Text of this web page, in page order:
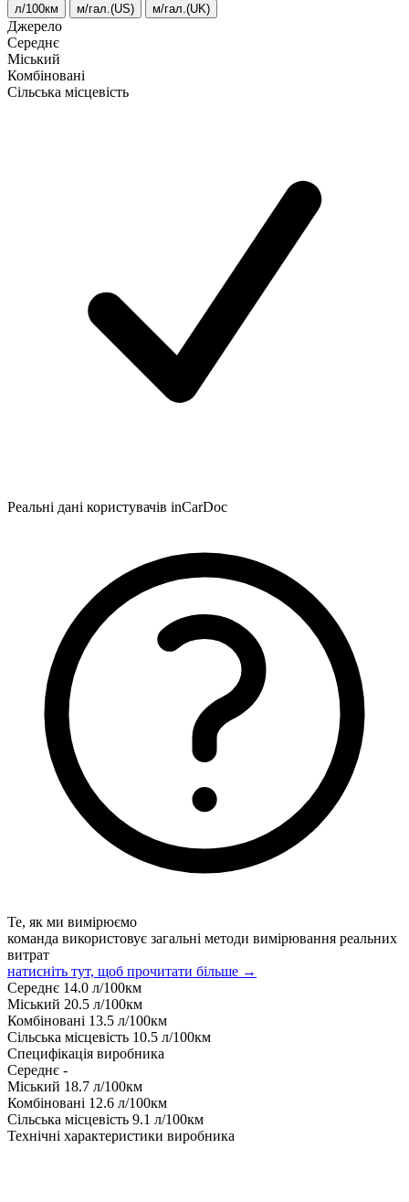
л/100км м/гал.(US) м/гал.(UK)
Джерело
Середнє
Міський
Комбіновані
Сільська місцевість
Реальні дані користувачів inCarDoc
Те, як ми вимірюємо
команда використовує загальні методи вимірювання реальних
витрат
натисніть тут, щоб прочитати більше →
Середнє 14.0 л/100км
Міський 20.5 л/100км
Комбіновані 13.5 л/100км
Сільська місцевість 10.5 л/100км
Специфікація виробника
Середнє -
Міський 18.7 л/100км
Комбіновані 12.6 л/100км
Сільська місцевість 9.1 л/100км
Технічні характеристики виробника